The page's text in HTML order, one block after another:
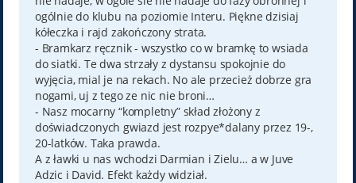
ogólnie do klubu na poziomie Interu. Piękne dzisiaj
kółeczka i rajd zakończony strata.
- Bramkarz ręcznik - wszystko co w bramkę to wsiada
do siatki. Te dwa strzały z dystansu spokojnie do
wyjęcia, mial je na rekach. No ale przecież dobrze gra
nogami, uj z tego ze nic nie broni…
- Nasz mocarny “kompletny” skład złożony z
doświadczonych gwiazd jest rozpye*dalany przez 19-,
20-latków. Taka prawda.
A z ławki u nas wchodzi Darmian i Zielu… a w Juve
Adzic i David. Efekt każdy widział.